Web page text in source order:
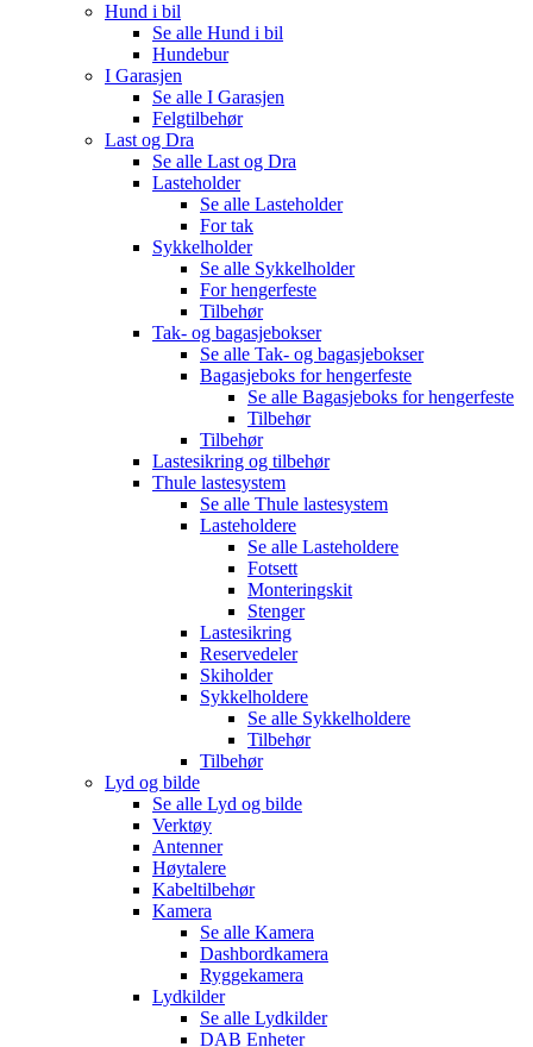
Hund i bil
Se alle Hund i bil
Hundebur
I Garasjen
Se alle I Garasjen
Felgtilbehør
Last og Dra
Se alle Last og Dra
Lasteholder
Se alle Lasteholder
For tak
Sykkelholder
Se alle Sykkelholder
For hengerfeste
Tilbehør
Tak- og bagasjebokser
Se alle Tak- og bagasjebokser
Bagasjeboks for hengerfeste
Se alle Bagasjeboks for hengerfeste
Tilbehør
Tilbehør
Lastesikring og tilbehør
Thule lastesystem
Se alle Thule lastesystem
Lasteholdere
Se alle Lasteholdere
Fotsett
Monteringskit
Stenger
Lastesikring
Reservedeler
Skiholder
Sykkelholdere
Se alle Sykkelholdere
Tilbehør
Tilbehør
Lyd og bilde
Se alle Lyd og bilde
Verktøy
Antenner
Høytalere
Kabeltilbehør
Kamera
Se alle Kamera
Dashbordkamera
Ryggekamera
Lydkilder
Se alle Lydkilder
DAB Enheter